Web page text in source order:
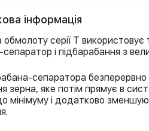
інформація
серії Т використовує
і підбарабання з
сепаратора
зерна, яке потім прямує в
мінімуму і додатково